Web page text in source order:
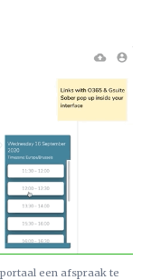
een afspraak te